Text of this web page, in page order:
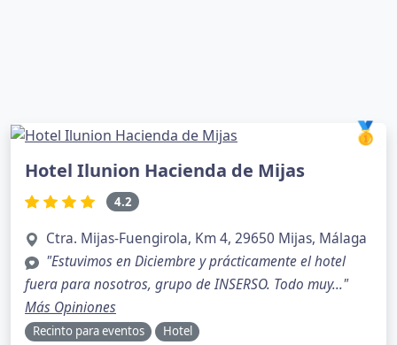
🥇
Hotel Ilunion Hacienda de Mijas
4.2
Ctra. Mijas-Fuengirola, Km 4, 29650 Mijas, Málaga
"Estuvimos en Diciembre y prácticamente el hotel
fuera para nosotros, grupo de INSERSO. Todo muy..."
Más Opiniones
Recinto para eventos Hotel